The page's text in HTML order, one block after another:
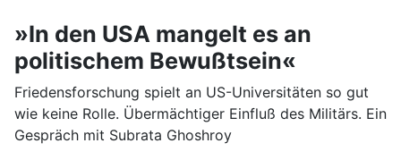
»In den USA mangelt es an
politischem Bewußtsein«
Friedensforschung spielt an US-Universitäten so gut
wie keine Rolle. Übermächtiger Einfluß des Militärs. Ein
Gespräch mit Subrata Ghoshroy